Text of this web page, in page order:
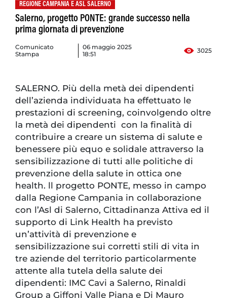
REGIONE CAMPANIA E ASL SALERNO
Salerno, progetto PONTE: grande successo nella
prima giornata di prevenzione
Comunicato
Stampa
06 maggio 2025
18:51
3025
SALERNO. Più della metà dei dipendenti
dell’azienda individuata ha effettuato le
prestazioni di screening, coinvolgendo oltre
la metà dei dipendenti con la finalità di
contribuire a creare un sistema di salute e
benessere più equo e solidale attraverso la
sensibilizzazione di tutti alle politiche di
prevenzione della salute in ottica one
health. ll progetto PONTE, messo in campo
dalla Regione Campania in collaborazione
con l’Asl di Salerno, Cittadinanza Attiva ed il
supporto di Link Health ha previsto
un’attività di prevenzione e
sensibilizzazione sui corretti stili di vita in
tre aziende del territorio particolarmente
attente alla tutela della salute dei
dipendenti: IMC Cavi a Salerno, Rinaldi
Group a Giffoni Valle Piana e Di Mauro